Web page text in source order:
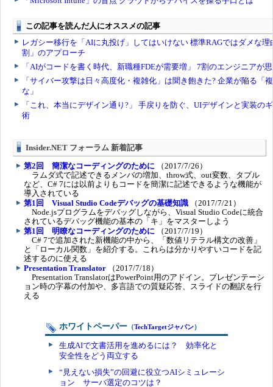
Insider.NET フォーラム 新着記事
第2回 簡潔なコーディングのために （2017/7/26）
ラムダ式で記述できるメンバの増加、throw式、out変数、タプル
など、C# 7には以前よりもコードを簡潔に記述できるような機能が
導入されている
第1回 Visual Studio Codeデバッグの基礎知識 （2017/7/21）
Node.jsプログラムをデバッグしながら、Visual Studio Codeに統合
されているデバッグ機能の基本の「キ」をマスターしよう
第1回 明瞭なコーディングのために （2017/7/19）
C# 7で追加された新機能の中から、「数値リテラル構文の改善」
と「ローカル関数」を紹介する。これらは分かりやすいコードを記
述するのに使える
Presentation Translator （2017/7/18）
Presentation TranslatorはPowerPoint用のアドイン。プレゼンテーシ
ョン時の字幕の付加や、多言語での質疑応答、スライドの翻訳を行
える
ホワイトペーパー （TechTargetジャパン）
生成AIで文書活用を進めるには？ 効率化と
安全性をどう両立する
“見えない損失”の回避に役立つAIシミュレーシ
ョン サーバ選定のコツは？